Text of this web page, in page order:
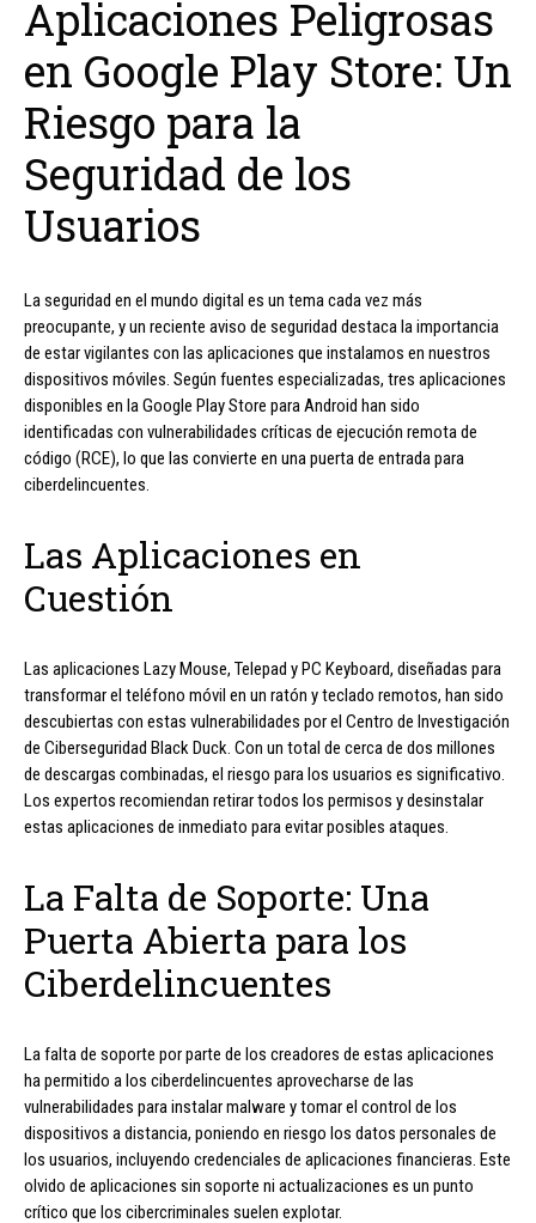
Aplicaciones Peligrosas
en Google Play Store: Un
Riesgo para la
Seguridad de los
Usuarios
La seguridad en el mundo digital es un tema cada vez más
preocupante, y un reciente aviso de seguridad destaca la importancia
de estar vigilantes con las aplicaciones que instalamos en nuestros
dispositivos móviles. Según fuentes especializadas, tres aplicaciones
disponibles en la Google Play Store para Android han sido
identificadas con vulnerabilidades críticas de ejecución remota de
código (RCE), lo que las convierte en una puerta de entrada para
ciberdelincuentes.
Las Aplicaciones en
Cuestión
Las aplicaciones Lazy Mouse, Telepad y PC Keyboard, diseñadas para
transformar el teléfono móvil en un ratón y teclado remotos, han sido
descubiertas con estas vulnerabilidades por el Centro de Investigación
de Ciberseguridad Black Duck. Con un total de cerca de dos millones
de descargas combinadas, el riesgo para los usuarios es significativo.
Los expertos recomiendan retirar todos los permisos y desinstalar
estas aplicaciones de inmediato para evitar posibles ataques.
La Falta de Soporte: Una
Puerta Abierta para los
Ciberdelincuentes
La falta de soporte por parte de los creadores de estas aplicaciones
ha permitido a los ciberdelincuentes aprovecharse de las
vulnerabilidades para instalar malware y tomar el control de los
dispositivos a distancia, poniendo en riesgo los datos personales de
los usuarios, incluyendo credenciales de aplicaciones financieras. Este
olvido de aplicaciones sin soporte ni actualizaciones es un punto
crítico que los cibercriminales suelen explotar.